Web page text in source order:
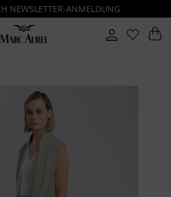
NEWSLETTER-ANMELDUNG